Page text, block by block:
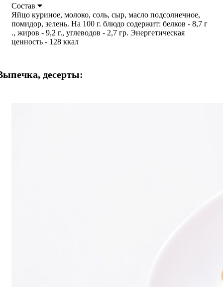
Состав
Яйцо куриное, молоко, соль, сыр, масло подсолнечное,
помидор, зелень. На 100 г. блюдо содержит: белков - 8,7 г
., жиров - 9,2 г., углеводов - 2,7 гр. Энергетическая
ценность - 128 ккал
десерты: